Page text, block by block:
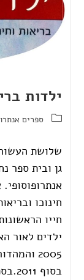
ילדות
ספרים
שלושת
גן ובית ספר
חינוכו
חייו
ילדים לאור
2005